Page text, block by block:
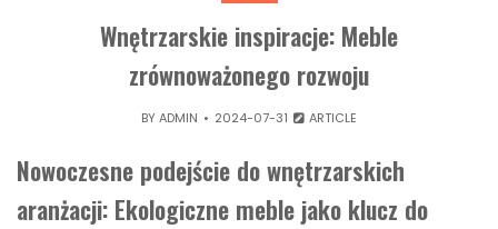
Wnętrzarskie inspiracje: Meble
zrównoważonego rozwoju
BYADMIN 2024-07-31 ARTICLE
Nowoczesne podejście do wnętrzarskich
aranżacji: Ekologiczne meble jako klucz do